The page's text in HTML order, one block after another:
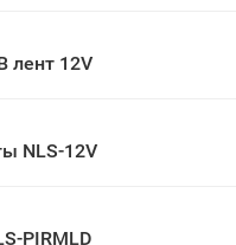
лент 12V
NLS-12V
PIRMLD